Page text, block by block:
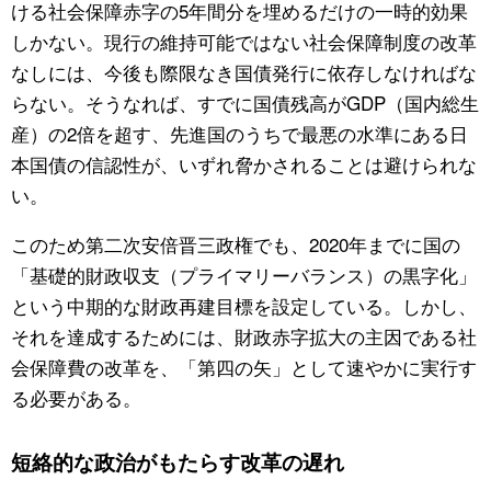
ける社会保障赤字の5年間分を埋めるだけの一時的効果
しかない。現行の維持可能ではない社会保障制度の改革
なしには、今後も際限なき国債発行に依存しなければな
らない。そうなれば、すでに国債残高がGDP（国内総生
産）の2倍を超す、先進国のうちで最悪の水準にある日
本国債の信認性が、いずれ脅かされることは避けられな
い。
このため第二次安倍晋三政権でも、2020年までに国の
「基礎的財政収支（プライマリーバランス）の黒字化」
という中期的な財政再建目標を設定している。しかし、
それを達成するためには、財政赤字拡大の主因である社
会保障費の改革を、「第四の矢」として速やかに実行す
る必要がある。
短絡的な政治がもたらす改革の遅れ